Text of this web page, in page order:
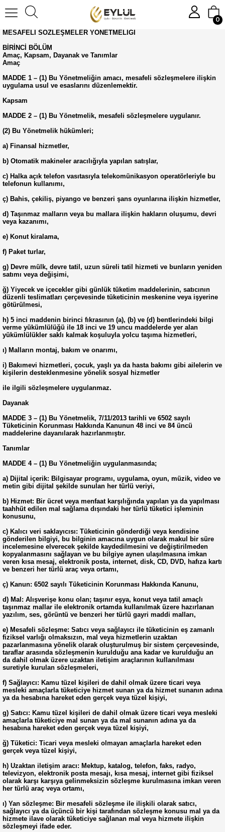
0
MESAFELİ SÖZLEŞMELER YÖNETMELİĞİ
BİRİNCİ BÖLÜM
Amaç, Kapsam, Dayanak ve Tanımlar
Amaç
MADDE 1 – (1) Bu Yönetmeliğin amacı, mesafeli sözleşmelere ilişkin
uygulama usul ve esaslarını düzenlemektir.
Kapsam
MADDE 2 – (1) Bu Yönetmelik, mesafeli sözleşmelere uygulanır.
(2) Bu Yönetmelik hükümleri;
a) Finansal hizmetler,
b) Otomatik makineler aracılığıyla yapılan satışlar,
c) Halka açık telefon vasıtasıyla telekomünikasyon operatörleriyle bu
telefonun kullanımı,
ç) Bahis, çekiliş, piyango ve benzeri şans oyunlarına ilişkin hizmetler,
d) Taşınmaz malların veya bu mallara ilişkin hakların oluşumu, devri
veya kazanımı,
e) Konut kiralama,
f) Paket turlar,
g) Devre mülk, devre tatil, uzun süreli tatil hizmeti ve bunların yeniden
satımı veya değişimi,
ğ) Yiyecek ve içecekler gibi günlük tüketim maddelerinin, satıcının
düzenli teslimatları çerçevesinde tüketicinin meskenine veya işyerine
götürülmesi,
h) 5 inci maddenin birinci fıkrasının (a), (b) ve (d) bentlerindeki bilgi
verme yükümlülüğü ile 18 inci ve 19 uncu maddelerde yer alan
yükümlülükler saklı kalmak koşuluyla yolcu taşıma hizmetleri,
ı) Malların montaj, bakım ve onarımı,
i) Bakımevi hizmetleri, çocuk, yaşlı ya da hasta bakımı gibi ailelerin ve
kişilerin desteklenmesine yönelik sosyal hizmetler
ile ilgili sözleşmelere uygulanmaz.
Dayanak
MADDE 3 – (1) Bu Yönetmelik, 7/11/2013 tarihli ve 6502 sayılı
Tüketicinin Korunması Hakkında Kanunun 48 inci ve 84 üncü
maddelerine dayanılarak hazırlanmıştır.
Tanımlar
MADDE 4 – (1) Bu Yönetmeliğin uygulanmasında;
a) Dijital içerik: Bilgisayar programı, uygulama, oyun, müzik, video ve
metin gibi dijital şekilde sunulan her türlü veriyi,
b) Hizmet: Bir ücret veya menfaat karşılığında yapılan ya da yapılması
taahhüt edilen mal sağlama dışındaki her türlü tüketici işleminin
konusunu,
c) Kalıcı veri saklayıcısı: Tüketicinin gönderdiği veya kendisine
gönderilen bilgiyi, bu bilginin amacına uygun olarak makul bir süre
incelemesine elverecek şekilde kaydedilmesini ve değiştirilmeden
kopyalanmasını sağlayan ve bu bilgiye aynen ulaşılmasına imkan
veren kısa mesaj, elektronik posta, internet, disk, CD, DVD, hafıza kartı
ve benzeri her türlü araç veya ortamı,
ç) Kanun: 6502 sayılı Tüketicinin Korunması Hakkında Kanunu,
d) Mal: Alışverişe konu olan; taşınır eşya, konut veya tatil amaçlı
taşınmaz mallar ile elektronik ortamda kullanılmak üzere hazırlanan
yazılım, ses, görüntü ve benzeri her türlü gayri maddi malları,
e) Mesafeli sözleşme: Satıcı veya sağlayıcı ile tüketicinin eş zamanlı
fiziksel varlığı olmaksızın, mal veya hizmetlerin uzaktan
pazarlanmasına yönelik olarak oluşturulmuş bir sistem çerçevesinde,
taraflar arasında sözleşmenin kurulduğu ana kadar ve kurulduğu an
da dahil olmak üzere uzaktan iletişim araçlarının kullanılması
suretiyle kurulan sözleşmeleri,
f) Sağlayıcı: Kamu tüzel kişileri de dahil olmak üzere ticari veya
mesleki amaçlarla tüketiciye hizmet sunan ya da hizmet sunanın adına
ya da hesabına hareket eden gerçek veya tüzel kişiyi,
g) Satıcı: Kamu tüzel kişileri de dahil olmak üzere ticari veya mesleki
amaçlarla tüketiciye mal sunan ya da mal sunanın adına ya da
hesabına hareket eden gerçek veya tüzel kişiyi,
ğ) Tüketici: Ticari veya mesleki olmayan amaçlarla hareket eden
gerçek veya tüzel kişiyi,
h) Uzaktan iletişim aracı: Mektup, katalog, telefon, faks, radyo,
televizyon, elektronik posta mesajı, kısa mesaj, internet gibi fiziksel
olarak karşı karşıya gelinmeksizin sözleşme kurulmasına imkan veren
her türlü araç veya ortamı,
ı) Yan sözleşme: Bir mesafeli sözleşme ile ilişkili olarak satıcı,
sağlayıcı ya da üçüncü bir kişi tarafından sözleşme konusu mal ya da
hizmete ilave olarak tüketiciye sağlanan mal veya hizmete ilişkin
sözleşmeyi ifade eder.